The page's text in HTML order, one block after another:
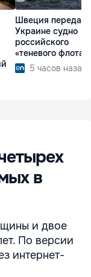
Швеция передаст
Украине судно
российского
«теневого флота»
5 часов назад
в
и двое
По версии
интернет-